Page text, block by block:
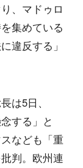
、マドゥロ
集めている
違反する」
は5日、
する」と
なども「重
判。欧州連